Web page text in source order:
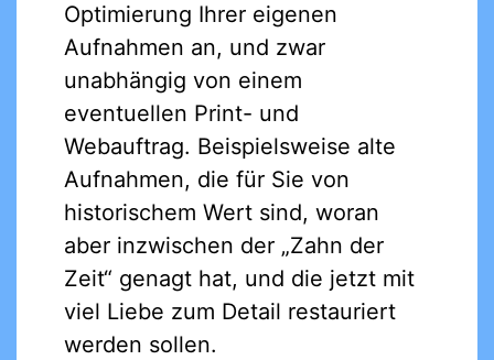
Optimierung Ihrer eigenen
Aufnahmen an, und zwar
unabhängig von einem
eventuellen Print- und
Webauftrag. Beispielsweise alte
Aufnahmen, die für Sie von
historischem Wert sind, woran
aber inzwischen der „Zahn der
Zeit“ genagt hat, und die jetzt mit
viel Liebe zum Detail restauriert
werden sollen.